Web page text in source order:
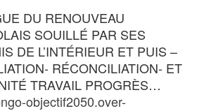
DU RENOUVEAU
SOUILLÉ PAR SES
DE L’INTÉRIEUR ET PUIS –
RÉCONCILIATION- ET
TRAVAIL PROGRÈS…
objectif2050.over-